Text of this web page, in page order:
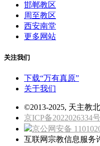
邯郸教区
周至教区
西安南堂
更多网站
关注我们
下载“万有真原”
关于我们
©2013-2025, 天主教
京ICP备2022026334号
京公网安备
互联网宗教信息服务